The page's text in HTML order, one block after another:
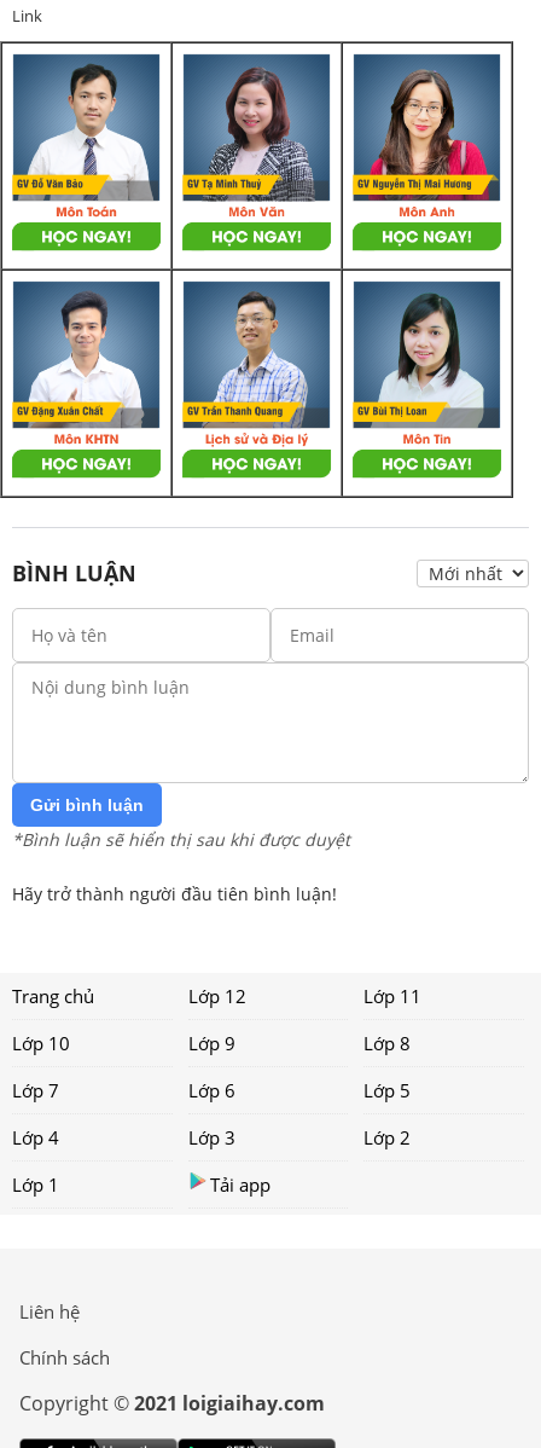
Link
BÌNH LUẬN
Gửi bình luận
*Bình luận sẽ hiển thị sau khi được duyệt
Hãy trở thành người đầu tiên bình luận!
Trang chủ Lớp 12
Lớp 11
Lớp 10
Lớp 9
Lớp 8
Lớp 7
Lớp 6
Lớp 5
Lớp 4
Lớp 3
Lớp 2
Lớp 1
Tải app
Liên hệ
Chính sách
Copyright ©2021 loigiaihay.com